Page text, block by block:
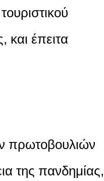
και έπειτα
πρωτοβουλιών
της πανδημίας,